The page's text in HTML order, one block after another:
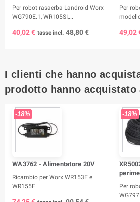
Per robot rasaerba Landroid Worx
WG790E.1, WR105SI,...
40,02 € tasse incl. 48,80 €
Per
49,02
I clienti che hanno
prodotto hanno acquistato
-18%
WA3762 - Alimentatore 20V
Ricambio per Worx WR153E e
WR155E.
-18%
Per